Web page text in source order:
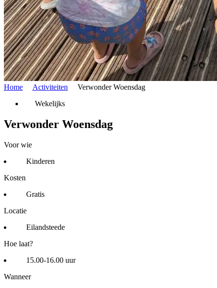
Home Activiteiten
Verwonder Woensdag
Wekelijks
Verwonder Woensdag
Voor wie
Kinderen
Kosten
Gratis
Locatie
Eilandsteede
Hoe laat?
15.00-16.00 uur
Wanneer